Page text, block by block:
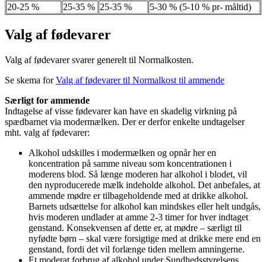
20-25 %
25-35 % 25-35 % 5-30 % (5-10 % pr- måltid)
Valg af fødevarer
Valg af fødevarer svarer generelt til Normalkosten.
Se skema forValg af fødevarer til Normalkost til ammende
Særligt for ammende
Indtagelse af visse fødevarer kan have en skadelig virkning på
spædbarnet via modermælken. Der er derfor enkelte undtagelser
mht. valg af fødevarer:
Alkohol udskilles i modermælken og opnår her en
koncentration på samme niveau som koncentrationen i
moderens blod. Så længe moderen har alkohol i blodet, vil
den nyproducerede mælk indeholde alkohol. Det anbefales, at
ammende mødre er tilbageholdende med at drikke alkohol.
Barnets udsættelse for alkohol kan mindskes eller helt undgås,
hvis moderen undlader at amme 2-3 timer for hver indtaget
genstand. Konsekvensen af dette er, at mødre – særligt til
nyfødte børn – skal være forsigtige med at drikke mere end en
genstand, fordi det vil forlænge tiden mellem amningerne.
Et moderat forbrug af alkohol under Sundhedsstyrelsens